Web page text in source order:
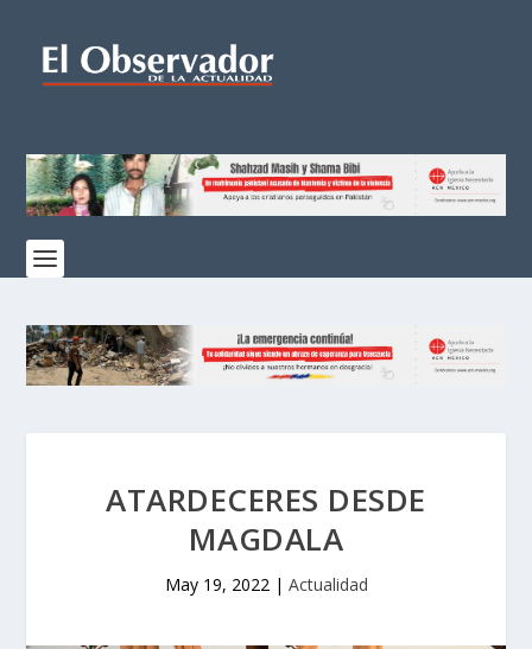
ATARDECERES DESDE
MAGDALA
May 19, 2022| Actualidad